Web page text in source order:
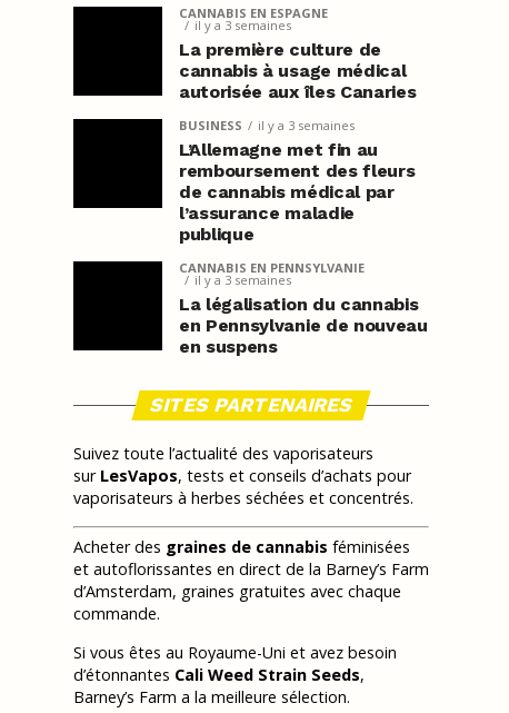
CANNABIS EN ESPAGNE
il y a 3 semaines
La première culture de
cannabis à usage médical
autorisée aux îles Canaries
BUSINESS il y a 3 semaines
L’Allemagne met fin au
remboursement des fleurs
de cannabis médical par
l’assurance maladie
publique
CANNABIS EN PENNSYLVANIE
il y a 3 semaines
La légalisation du cannabis
en Pennsylvanie de nouveau
en suspens
SITES PARTENAIRES
Suivez toute l’actualité des vaporisateurs
sur LesVapos, tests et conseils d’achats pour
vaporisateurs à herbes séchées et concentrés.
Acheter des graines de cannabis féminisées
et autoflorissantes en direct de la Barney’s Farm
d’Amsterdam, graines gratuites avec chaque
commande.
Si vous êtes au Royaume-Uni et avez besoin
d’étonnantes Cali Weed Strain Seeds,
Barney’s Farm a la meilleure sélection.